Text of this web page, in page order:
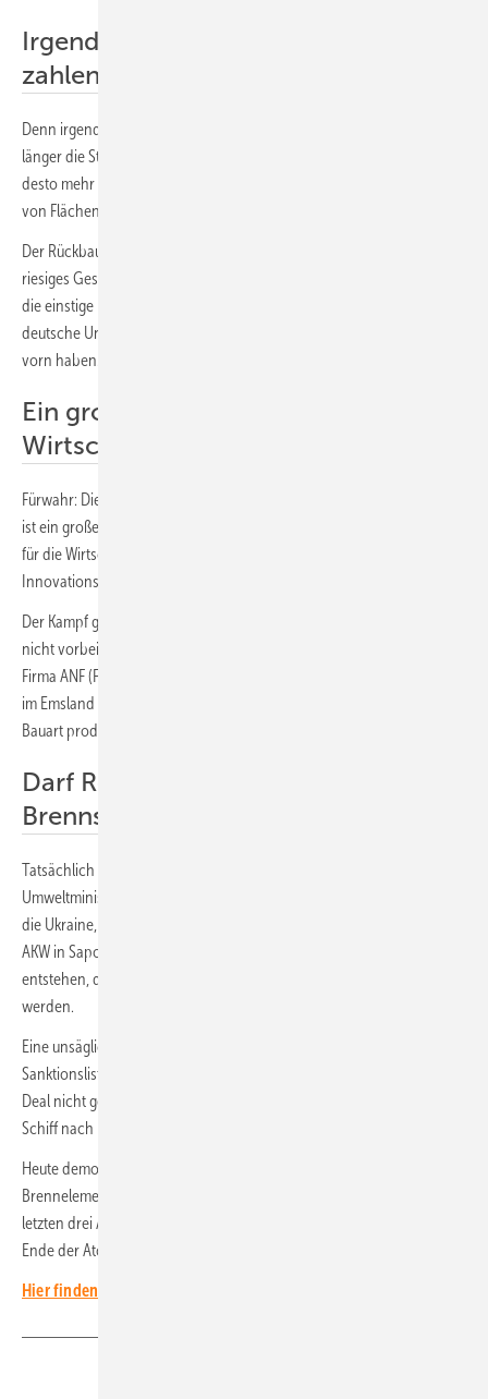
Irgendwer muss die Rechnung
zahlen, überall
Denn irgendwer muss die Rechnung bezahlen, überall auf der Welt. Je
länger die Staaten damit warten, desto mehr spaltbares Material,
desto mehr Atomschrott fällt an, desto höher steigt die Verseuchung
von Flächen und Gewässern.
Der Rückbau der nuklearen Altlasten wird über kurz oder lang ein
riesiges Geschäft, vermutlich ebenso groß wie der Bau der AKW und
die einstige Erschließung der Urangruben. Das ist eine Chance für
deutsche Unternehmen, die technologisch und logistisch die Nase
vorn haben.
Ein großer Tag für die
Wirtschaftsnation
Fürwahr: Die Abschaltung der letzten drei Atommeiler in Deutschland
ist ein großer Tag für die Umweltbewegung. Es ist auch ein großer Tag
für die Wirtschaftsnation Deutschland, die einmal mehr ihre
Innovationskraft unter Beweis stellt und sich neue Felder erschließt.
Der Kampf gegen die selbstmörderische Technologie ist damit jedoch
nicht vorbei, auch in Deutschland nicht. Ein Beispiel: Die französische
Firma ANF (Framatome) und Russlands Staatskonzern Rosatom wollen
im Emsland neue Brennstäbe für alte Atomkraftwerke russischer
Bauart produzieren.
Darf Rosatom in Lingen neue
Brennstäbe bauen?
Tatsächlich ging ein entsprechender Antrag beim niedersächsischen
Umweltministerium ein. Ungeachtet der Schweinereien im Krieg gegen
die Ukraine, ungeachtet des Schachers um Tschernobyl oder das
AKW in Saporoshija sollen in Lingen sechseckige Brennelemente
entstehen, die in alten russischen Meilern in Osteuropa verstrahlt
werden.
Eine unsägliche Frechheit, denn russische Atomfirmen stehen auf der
Sanktionsliste der EU und der Vereinigten Staaten. Noch wurde der
Deal nicht genehmigt. Dem Vernehmen nach sei aber ein russisches
Schiff nach Rotterdam unterwegs, um Uranpellets anzulanden.
Heute demonstrieren in Lingen am ehemaligen AKW und vor der
Brennelementefabrik die Gegner des Vorhabens. Die Abschaltung der
letzten drei Atomreaktoren in Deutschland ist ein Meilenstein. Das
Ende der Atomkraft ist es noch nicht, noch lange nicht.
Hier finden Sie alle Blogs des Chefredakteurs und seiner Gäste.